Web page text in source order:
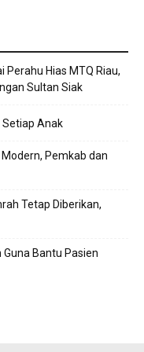
Perahu Hias MTQ Riau,
Sultan Siak
Setiap Anak
Pemkab dan
Tetap Diberikan,
Bantu Pasien